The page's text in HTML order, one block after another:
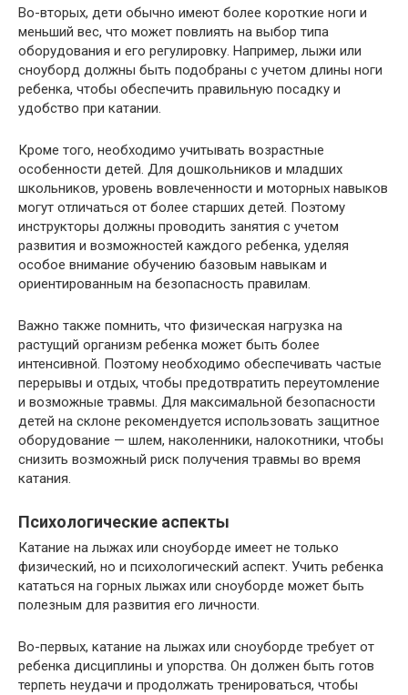
Во-вторых, дети обычно имеют более короткие ноги и
меньший вес, что может повлиять на выбор типа
оборудования и его регулировку. Например, лыжи или
сноуборд должны быть подобраны с учетом длины ноги
ребенка, чтобы обеспечить правильную посадку и
удобство при катании.
Кроме того, необходимо учитывать возрастные
особенности детей. Для дошкольников и младших
школьников, уровень вовлеченности и моторных навыков
могут отличаться от более старших детей. Поэтому
инструкторы должны проводить занятия с учетом
развития и возможностей каждого ребенка, уделяя
особое внимание обучению базовым навыкам и
ориентированным на безопасность правилам.
Важно также помнить, что физическая нагрузка на
растущий организм ребенка может быть более
интенсивной. Поэтому необходимо обеспечивать частые
перерывы и отдых, чтобы предотвратить переутомление
и возможные травмы. Для максимальной безопасности
детей на склоне рекомендуется использовать защитное
оборудование — шлем, наколенники, налокотники, чтобы
снизить возможный риск получения травмы во время
катания.
Психологические аспекты
Катание на лыжах или сноуборде имеет не только
физический, но и психологический аспект. Учить ребенка
кататься на горных лыжах или сноуборде может быть
полезным для развития его личности.
Во-первых, катание на лыжах или сноуборде требует от
ребенка дисциплины и упорства. Он должен быть готов
терпеть неудачи и продолжать тренироваться, чтобы